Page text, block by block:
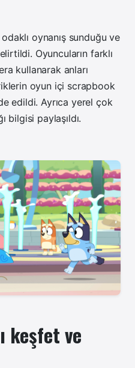
oynanış sunduğu ve
Oyuncuların farklı
kullanarak anları
oyun içi scrapbook
edildi. Ayrıca yerel çok
bilgisi paylaşıldı.
keşfet ve